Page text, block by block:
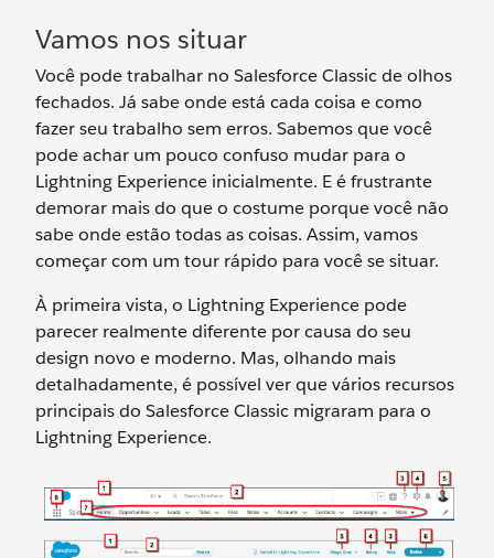
Vamos nos situar
Você pode trabalhar no Salesforce Classic de olhos
fechados. Já sabe onde está cada coisa e como
fazer seu trabalho sem erros. Sabemos que você
pode achar um pouco confuso mudar para o
Lightning Experience inicialmente. E é frustrante
demorar mais do que o costume porque você não
sabe onde estão todas as coisas. Assim, vamos
começar com um tour rápido para você se situar.
À primeira vista, o Lightning Experience pode
parecer realmente diferente por causa do seu
design novo e moderno. Mas, olhando mais
detalhadamente, é possível ver que vários recursos
principais do Salesforce Classic migraram para o
Lightning Experience.